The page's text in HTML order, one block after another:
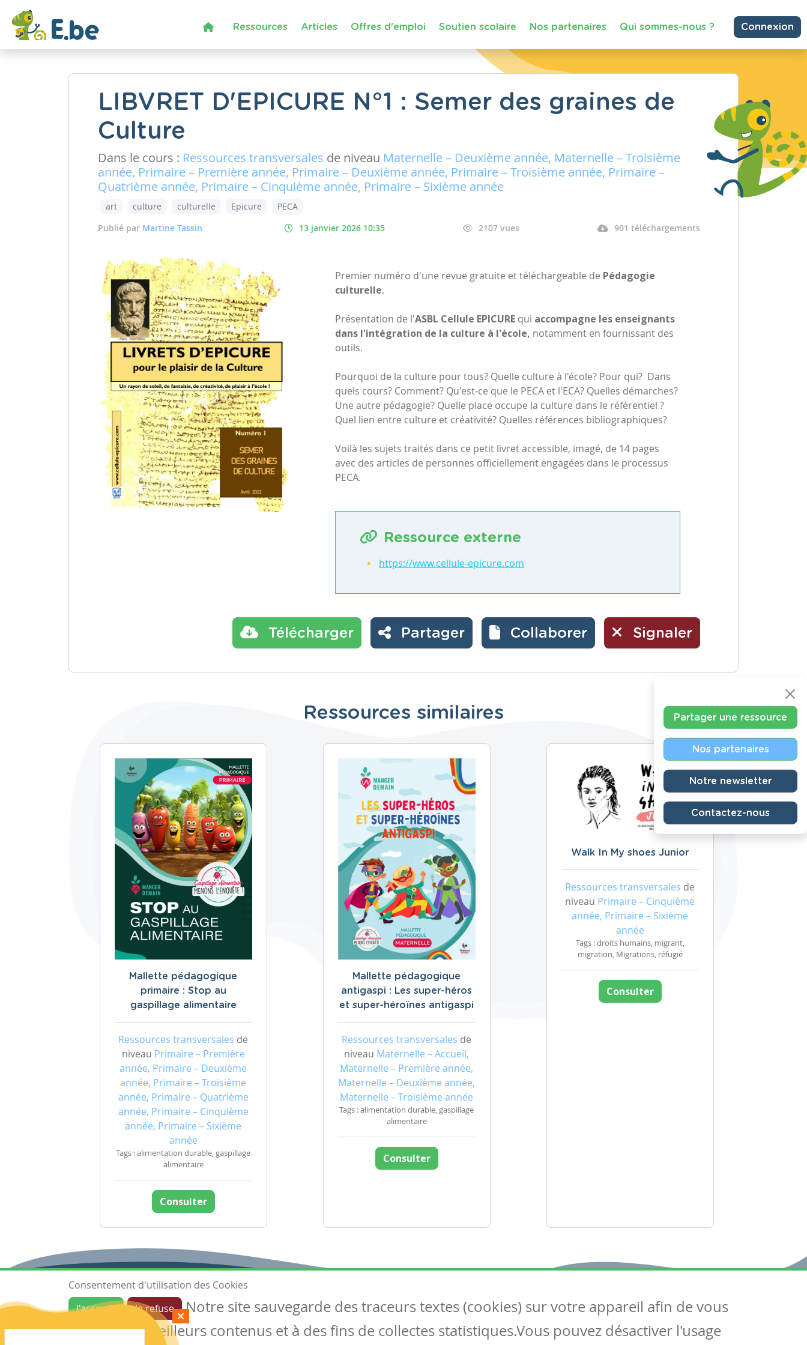
Ressources Articles Offres d'emploi Soutien scolaire Nos partenaires Qui sommes-nous ? Connexion
LIBVRET D'EPICURE N°1 : Semer des graines de
Culture
Dans le cours : Ressources transversales de niveau Maternelle – Deuxième année, Maternelle – Troisième
année, Primaire – Première année, Primaire – Deuxième année, Primaire – Troisième année, Primaire –
Quatrième année, Primaire – Cinquième année, Primaire – Sixième année
art culture culturelle Epicure
PECA
Publié par Martine Tassin 13 janvier 2026 10:35 2107 vues 901 téléchargements
Premier numéro d'une revue gratuite et téléchargeable de Pédagogie
culturelle.
Présentation de l'ASBL Cellule EPICURE qui accompagne les enseignants
dans l'intégration de la culture à l'école, notamment en fournissant des
outils.
Pourquoi de la culture pour tous? Quelle culture à l'école? Pour qui? Dans
quels cours? Comment? Qu'est-ce que le PECA et l'ECA? Quelles démarches?
Une autre pédagogie? Quelle place occupe la culture dans le référentiel ?
Quel lien entre culture et créativité? Quelles références bibliographiques?
Voilà les sujets traités dans ce petit livret accessible, imagé, de 14 pages
avec des articles de personnes officiellement engagées dans le processus
PECA.
Ressource externe
https://www.cellule-epicure.com
Télécharger Partager Collaborer Signaler
Ressources similaires
Mallette pédagogique
primaire : Stop au
gaspillage alimentaire
Ressources transversales de
niveau Primaire – Première
année, Primaire – Deuxième
année, Primaire – Troisième
année, Primaire – Quatrième
année, Primaire – Cinquième
année, Primaire – Sixième
année
Tags : alimentation durable, gaspillage
alimentaire
Consulter
Mallette pédagogique
antigaspi : Les super-héros
et super-héroïnes antigaspi
Ressources transversales de
niveau Maternelle – Accueil,
Maternelle – Première année,
Maternelle – Deuxième année,
Maternelle – Troisième année
Tags : alimentation durable, gaspillage
alimentaire
Consulter
Walk In My shoes Junior
Ressources transversales de
niveau Primaire – Cinquième
année, Primaire – Sixième
année
Tags : droits humains, migrant,
migration, Migrations, réfugié
Consulter
Partager une ressource
Nos partenaires
Notre newsletter
Contactez-nous
Ressources
Les ressources
Articles
Tous les articles
Suivez-nous
Contactez-nous
Consentement d'utilisation des Cookies
J'accepte
Je refuse
Notre site sauvegarde des traceurs textes (cookies) sur votre appareil afin de vous
garantir de meilleurs contenus et à des fins de collectes statistiques.Vous pouvez désactiver l'usage